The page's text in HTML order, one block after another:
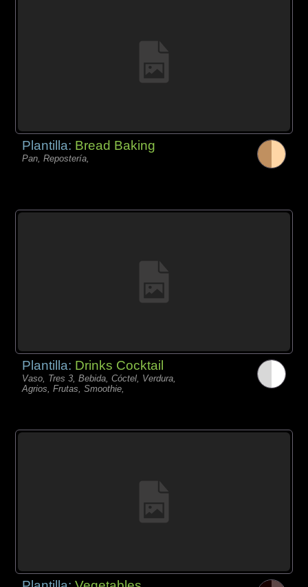
Plantilla: Bread Baking
Pan, Repostería,
Plantilla: Drinks Cocktail
Vaso, Tres 3, Bebida, Cóctel, Verdura,
Agrios, Frutas, Smoothie,